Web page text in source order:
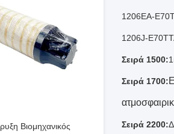
Βιομηχανικός
1206EA-
1206J-
Σειρά 1500:
Σειρά 1700:
Σειρά 2200: